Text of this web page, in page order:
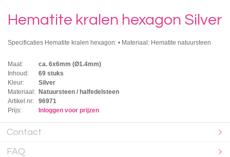
Hematite kralen hexagon Silver
Specificaties Hematite kralen hexagon: • Materiaal: Hematite natuursteen
Maat:
ca. 6x6mm (Ø1.4mm)
Inhoud:
69 stuks
Kleur:
Silver
Materiaal: Natuursteen / halfedelsteen
Artikel nr:
96971
Prijs:
Inloggen voor prijzen
Contact
FAQ